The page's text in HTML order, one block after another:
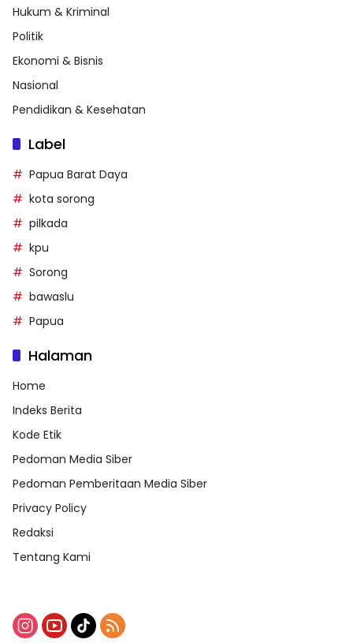
Hukum & Kriminal
Politik
Ekonomi & Bisnis
Nasional
Pendidikan & Kesehatan
Label
Papua Barat Daya
kota sorong
pilkada
kpu
Sorong
bawaslu
Papua
Halaman
Home
Indeks Berita
Kode Etik
Pedoman Media Siber
Pedoman Pemberitaan Media Siber
Privacy Policy
Redaksi
Tentang Kami